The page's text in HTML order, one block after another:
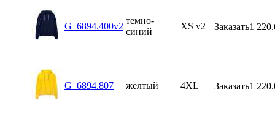
G_6894.400v2
темно-
синий
XS v2 Заказать1
G_6894.807 желтый 4XL Заказать1